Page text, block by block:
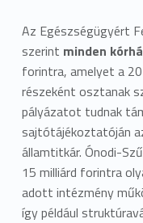
Az Egészségügyért
szerint minden
forintra, amelyet a
részeként osztanak
pályázatot tudnak
sajtótájékoztatóján
államtitkár. Ónodi-
15 milliárd forintra
adott intézmény
így például